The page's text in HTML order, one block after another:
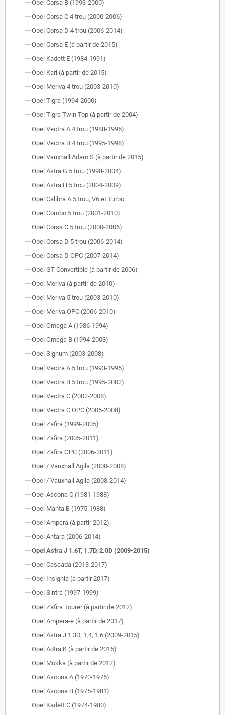
Opel Corsa B (1993-2000)
Opel Corsa C 4 trou (2000-2006)
Opel Corsa D 4 trou (2006-2014)
Opel Corsa E (à partir de 2015)
Opel Kadett E (1984-1991)
Opel Karl (à partir de 2015)
Opel Meriva 4 trou (2003-2010)
Opel Tigra (1994-2000)
Opel Tigra Twin Top (à partir de 2004)
Opel Vectra A 4 trou (1988-1995)
Opel Vectra B 4 trou (1995-1998)
Opel Vauxhall Adam S (à partir de 2015)
Opel Astra G 5 trou (1998-2004)
Opel Astra H 5 trou (2004-2009)
Opel Calibra A 5 trou, V6 et Turbo
Opel Combo 5 trou (2001-2010)
Opel Corsa C 5 trou (2000-2006)
Opel Corsa D 5 trou (2006-2014)
Opel Corsa D OPC (2007-2014)
Opel GT Convertible (à partir de 2006)
Opel Meriva (à partir de 2010)
Opel Meriva 5 trou (2003-2010)
Opel Meriva OPC (2006-2010)
Opel Omega A (1986-1994)
Opel Omega B (1994-2003)
Opel Signum (2003-2008)
Opel Vectra A 5 trou (1993-1995)
Opel Vectra B 5 trou (1995-2002)
Opel Vectra C (2002-2008)
Opel Vectra C OPC (2005-2008)
Opel Zafira (1999-2005)
Opel Zafira (2005-2011)
Opel Zafira OPC (2006-2011)
Opel / Vauxhall Agila (2000-2008)
Opel / Vauxhall Agila (2008-2014)
Opel Ascona C (1981-1988)
Opel Manta B (1975-1988)
Opel Ampera (à partir 2012)
Opel Antara (2006-2014)
Opel Astra J 1.6T, 1.7D, 2.0D (2009-2015)
Opel Cascada (2013-2017)
Opel Insignia (à partir 2017)
Opel Sintra (1997-1999)
Opel Zafira Tourer (à partir de 2012)
Opel Ampera-e (à partir de 2017)
Opel Astra J 1.3D, 1.4, 1.6 (2009-2015)
Opel Adtra K (à partir de 2015)
Opel Mokka (à partir de 2012)
Opel Ascona A (1970-1975)
Opel Ascona B (1975-1981)
Opel Kadett C (1974-1980)